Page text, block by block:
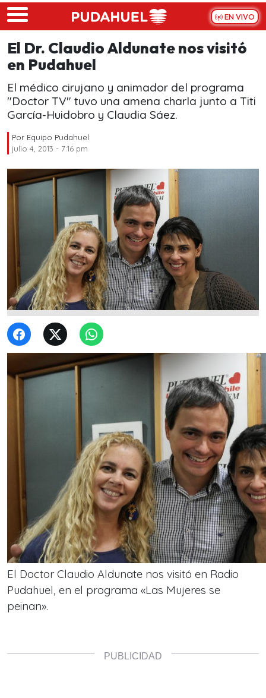
Skip to main content
EN VIVO
El Dr. Claudio Aldunate nos visitó
en Pudahuel
El médico cirujano y animador del programa
"Doctor TV" tuvo una amena charla junto a Titi
García-Huidobro y Claudia Sáez.
Por Equipo Pudahuel
julio 4, 2013 - 7:16 pm
El Doctor Claudio Aldunate nos visitó en Radio
Pudahuel, en el programa «Las Mujeres se
peinan».